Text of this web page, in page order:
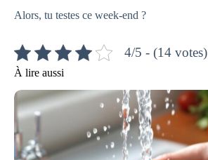
Alors, tu testes ce week-end ?
4/5 - (14 votes)
À lire aussi